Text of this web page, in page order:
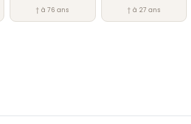
† à 76 ans
† à 27 ans